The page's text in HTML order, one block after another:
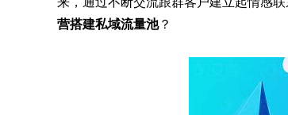
营搭建私域流量池？